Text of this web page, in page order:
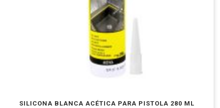
SILICONA BLANCA ACÉTICA PARA PISTOLA 280 ML